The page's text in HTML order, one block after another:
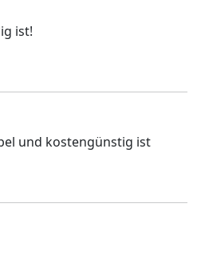
ist!
und kostengünstig ist